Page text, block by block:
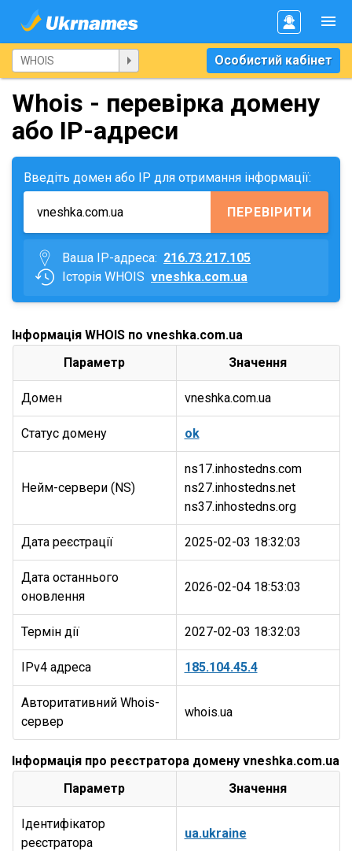
Особистий кабінет
Whois - перевірка домену
або IP-адреси
Введіть домен або IP для отримання інформації:
ПЕРЕВІРИТИ
Ваша IP-адреса: 216.73.217.105
Історія WHOIS vneshka.com.ua
Інформація WHOIS по vneshka.com.ua
Параметр
Значення
Домен vneshka.com.ua
Статус домену ok
Нейм-сервери (NS)
ns17.inhostedns.com
ns27.inhostedns.net
Дата реєстрації 2025-02-03 18:32:03
Дата останнього
оновлення
2026-02-04 18:53:03
Термін дії 2027-02-03 18:32:03
IPv4 адреса 185.104.45.4
Авторитативний Whois-
сервер
whois.ua
Інформація про реєстратора домену vneshka.com.ua
Параметр
Значення
Ідентифікатор
реєстратора
ua.ukraine